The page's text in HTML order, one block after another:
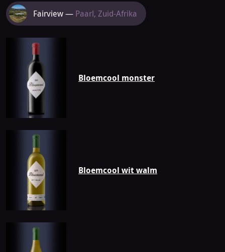
Meer
van
Fairview
Fairview — Paarl, Zuid-Afrika
Bloemcool monster
Bloemcool wit walm